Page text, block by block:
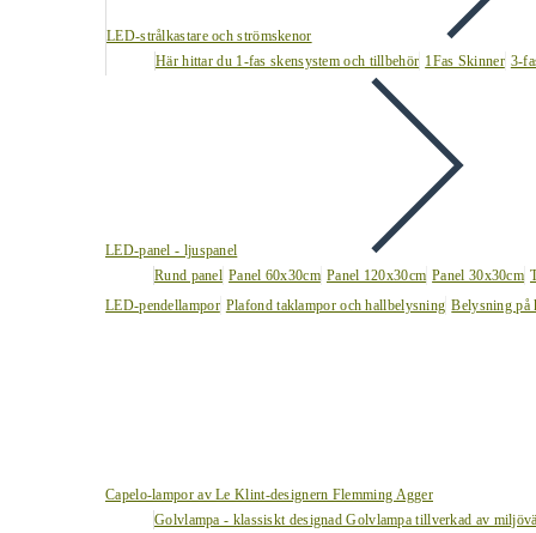
LED-strålkastare och strömskenor
Här hittar du 1-fas skensystem och tillbehör 1Fas Skinner 3-
LED-panel - ljuspanel
Rund panel Panel 60x30cm Panel 120x30cm Panel 30x30cm
LED-pendellampor Plafond taklampor och hallbelysning Belysning på
Capelo-lampor av Le Klint-designern Flemming Agger
Golvlampa - klassiskt designad Golvlampa tillverkad av